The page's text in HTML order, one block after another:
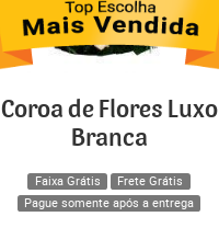
Coroa de Flores Luxo
Branca
Faixa Grátis
Frete Grátis
Pague somente após a entrega